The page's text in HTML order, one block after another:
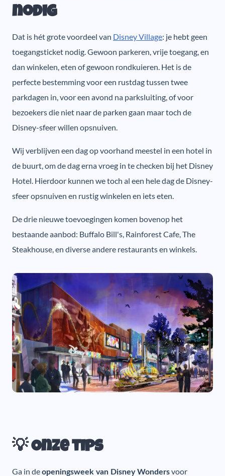
nodig
Dat is hét grote voordeel van Disney Village: je hebt geen
toegangsticket nodig. Gewoon parkeren, vrije toegang, en
dan winkelen, eten of gewoon rondkuieren. Het is de
perfecte bestemming voor een rustdag tussen twee
parkdagen in, voor een avond na parksluiting, of voor
bezoekers die niet naar de parken gaan maar toch de
Disney-sfeer willen opsnuiven.
Wij verblijven een dag op voorhand meestel in een hotel in
de buurt, om de dag erna vroeg in te checken bij het Disney
Hotel. Hierdoor kunnen we toch al een hele dag de Disney-
sfeer opsnuiven en rustig winkelen en iets eten.
De drie nieuwe toevoegingen komen bovenop het
bestaande aanbod: Buffalo Bill's, Rainforest Cafe, The
Steakhouse, en diverse andere restaurants en winkels.
💡 Onze tips
Ga in deopeningsweek van Disney Wondersvoor